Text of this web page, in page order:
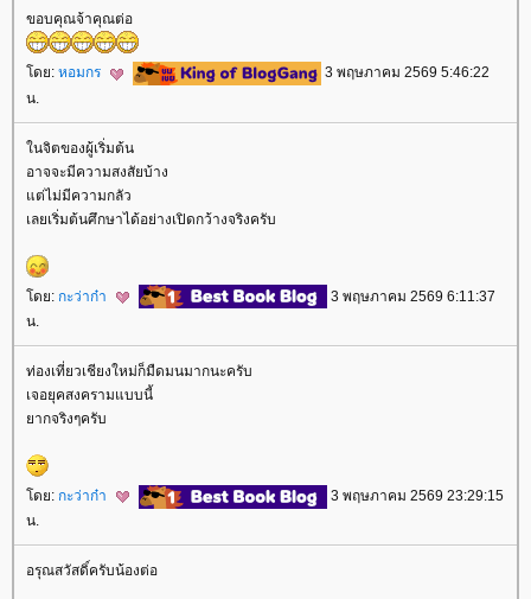
ขอบคุณจ้าคุณต่อ
ดย: หอมกร
3 พฤษภาคม 2569 5:46:22
น.
นจิตของผู้เริ่มต้น
อาจจะมีความสงสัยบ้าง
ต่ไม่มีความกลัว
เลยเริ่มต้นศึกษาได้อย่างเปิดกว้างจริงครับ
ดย: กะว่าก๋า
3 พฤษภาคม 2569 6:11:37
น.
ท่องเที่ยวเชียงใหม่ก็มืดมนมากนะครับ
เจอยุคสงครามแบบนี้
ากจริงๆครับ
ดย: กะว่าก๋า
3 พฤษภาคม 2569 23:29:15
น.
อรุณสวัสดิ์ครับน้องต่อ